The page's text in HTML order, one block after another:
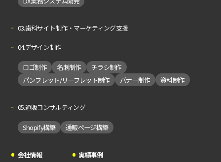
03.歯科サイト制作・マーケティング支援
04.デザイン制作
ロゴ制作 名刺制作
チラシ制作
パンフレット/リーフレット制作
バナー制作 資料制作
05.通販コンサルティング
Shopify構築 通販ページ構築
会社情報
実績事例